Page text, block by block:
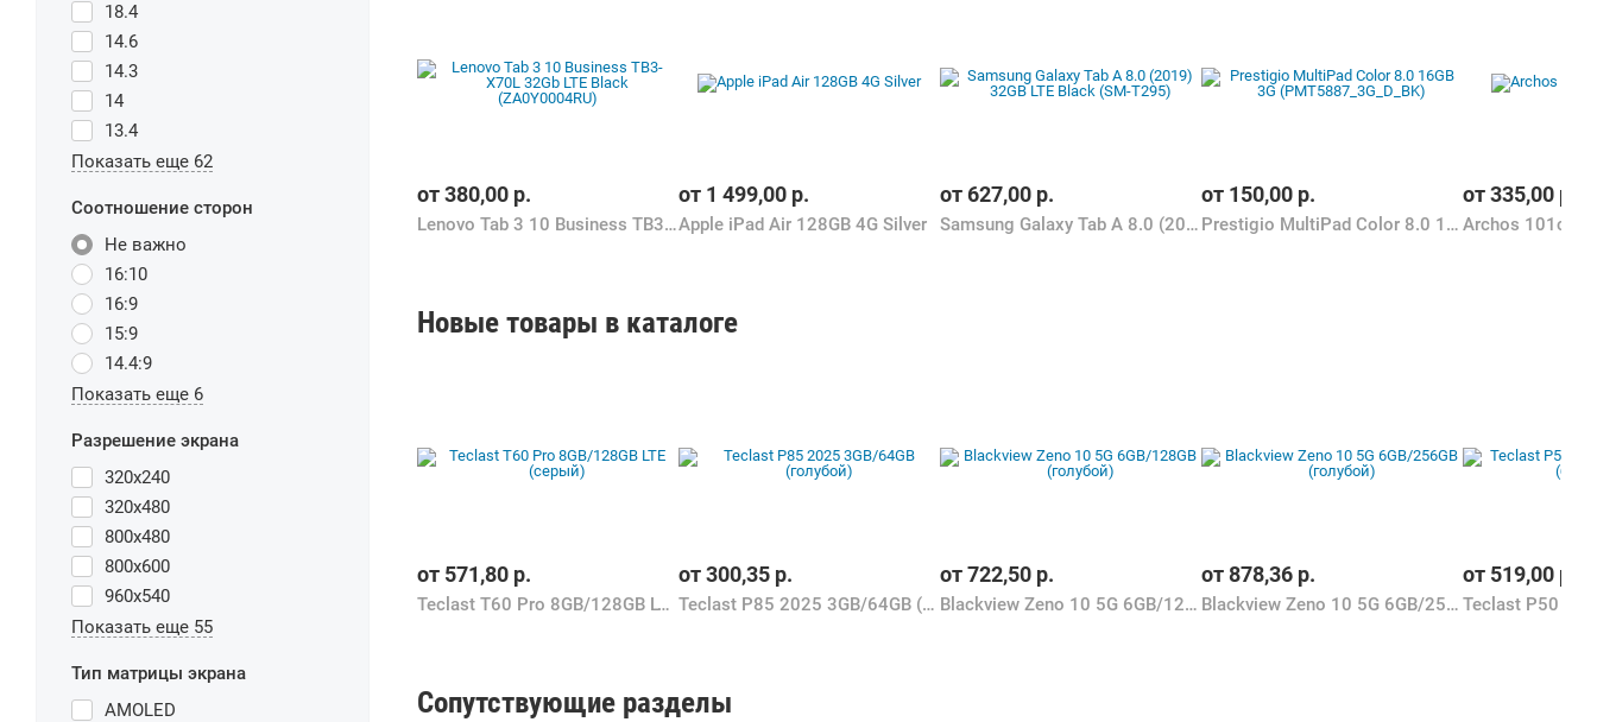
18.4
14.6
14.3
14
13.4
Показать еще 62
Соотношение сторон
Не важно
16:10
16:9
15:9
14.4:9
Показать еще 6
Разрешение экрана
320x240
320x480
800x480
800x600
960x540
Показать еще 55
Тип матрицы экрана
AMOLED
от380,00 р.
Lenovo Tab 3 10 Business TB3-X70L 32Gb LTE Black (ZA0Y0004RU)
от 1 499,00 р.
Apple iPad Air 128GB 4G Silver
от627,00 р.
Samsung Galaxy Tab A 8.0 (2019) 32GB LTE Black (SM-T295)
от 150,00 р.
Prestigio MultiPad Color 8.0 16GB 3G (PMT5887_3G_D_BK)
от335,00 р.
Archos 101c
Новые товары в каталоге
от 571,80 р.
Teclast T60 Pro 8GB/128GB LTE (серый)
от300,35 р.
Teclast P85 2025 3GB/64GB (голубой)
от722,50 р.
Blackview Zeno 10 5G 6GB/128GB (голубой)
от878,36 р.
Blackview Zeno 10 5G 6GB/256GB (голубой)
от 519,00 р.
Сопутствующие разделы